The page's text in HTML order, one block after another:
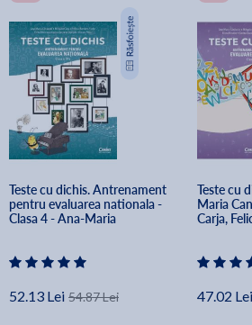
Teste cu dichis. Antrenament
pentru evaluarea nationala -
Clasa 4 - Ana-Maria
Niculae, Corina Daciana
52.13 Lei 54.87 Lei
Teste cu
Maria
Carja,
47.02 Lei